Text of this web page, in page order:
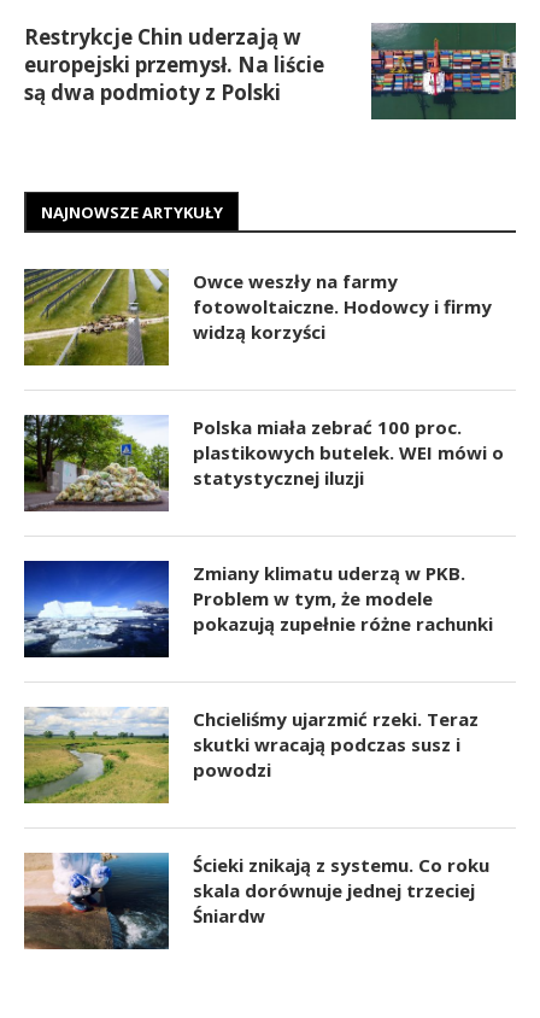
Restrykcje Chin uderzają w
europejski przemysł. Na liście
są dwa podmioty z Polski
NAJNOWSZE ARTYKUŁY
Owce weszły na farmy
fotowoltaiczne. Hodowcy i firmy
widzą korzyści
Polska miała zebrać 100 proc.
plastikowych butelek. WEI mówi o
statystycznej iluzji
Zmiany klimatu uderzą w PKB.
Problem w tym, że modele
pokazują zupełnie różne rachunki
Chcieliśmy ujarzmić rzeki. Teraz
skutki wracają podczas susz i
powodzi
Ścieki znikają z systemu. Co roku
skala dorównuje jednej trzeciej
Śniardw